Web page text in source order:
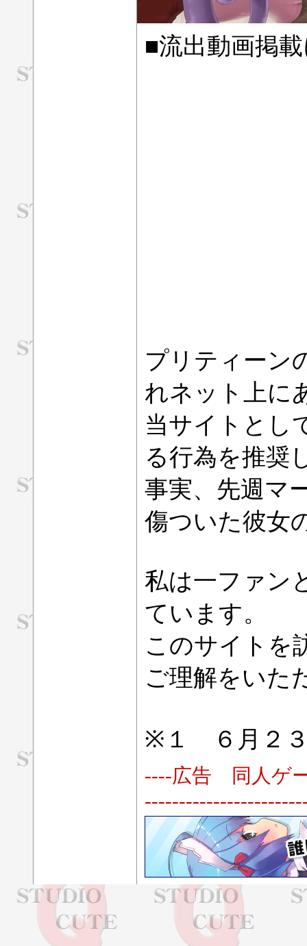
■流出動画掲
プリティーン
れネット上に
当サイトとし
る行為を推奨
事実、先週マ
傷ついた彼女
私は一ファン
ています。
このサイトを
ご理解をいた
※１ ６月２
----広告 同人ゲ